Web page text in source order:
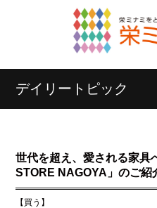
デイリートピック
世代を超え、愛される家具
STORE NAGOYA」のご紹
【買う】